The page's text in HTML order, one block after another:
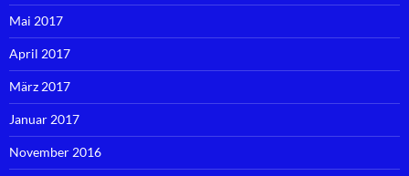
Mai 2017
April 2017
März 2017
Januar 2017
November 2016